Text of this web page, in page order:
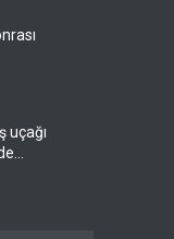
uçağı